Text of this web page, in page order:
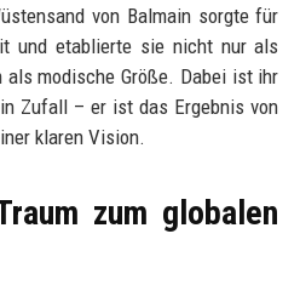
von Balmain sorgte für
und etablierte sie nicht nur als
als modische Größe. Dabei ist ihr
Zufall – er ist das Ergebnis von
klaren Vision.
zum globalen